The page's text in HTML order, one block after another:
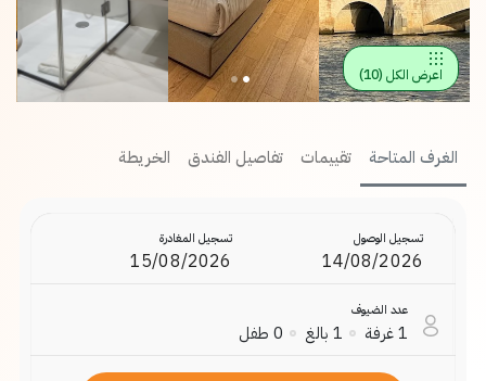
اعرض الكل (
10
)
الغرف المتاحة تقييمات تفاصيل الفندق الخريطة
تسجيل الوصول تسجيل المغادرة
عدد الضيوف
1غرفة 1 بالغ 0 طفل